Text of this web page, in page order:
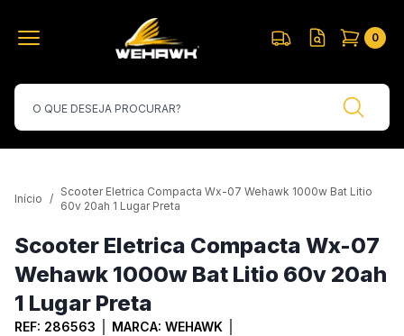
0
Início /
Scooter Eletrica Compacta Wx-07 Wehawk 1000w Bat Litio
60v 20ah 1 Lugar Preta
Scooter Eletrica Compacta Wx-07
Wehawk 1000w Bat Litio 60v 20ah
1 Lugar Preta
REF: 286563 MARCA: WEHAWK